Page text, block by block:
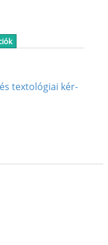
tex­to­ló­gi­ai kér­